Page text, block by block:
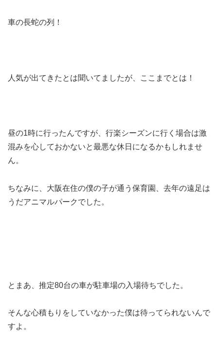
車の長蛇の列！
人気が出てきたとは聞いてましたが、ここまでとは！
昼の1時に行ったんですが、行楽シーズンに行く場合は激
混みを心しておかないと最悪な休日になるかもしれませ
ん。
ちなみに、大阪在住の僕の子が通う保育園、去年の遠足は
うだアニマルパークでした。
とまあ、推定80台の車が駐車場の入場待ちでした。
そんな心積もりをしていなかった僕は待ってられないんで
すよ。